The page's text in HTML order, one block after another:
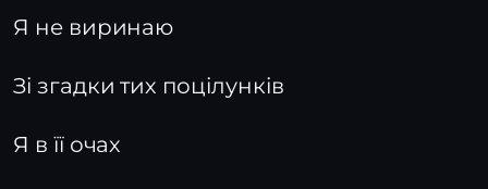
Я не виринаю
Зі згадки тих поцілунків
Я в її очах